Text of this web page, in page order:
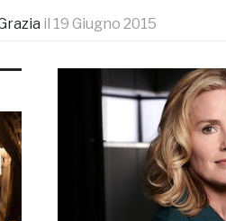
il 19 Giugno 2015